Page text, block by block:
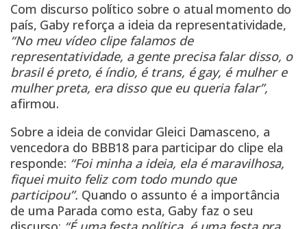
Com discurso político sobre o atual momento do
país, Gaby reforça a ideia da representatividade,
“No meu vídeo clipe falamos de
representatividade, a gente precisa falar disso, o
brasil é preto, é índio, é trans, é gay, é mulher e
mulher preta, era disso que eu queria falar”,
afirmou.
Sobre a ideia de convidar Gleici Damasceno, a
vencedora do BBB18 para participar do clipe ela
responde: “Foi minha a ideia, ela é maravilhosa,
fiquei muito feliz com todo mundo que
participou”. Quando o assunto é a importância
de uma Parada como esta, Gaby faz o seu